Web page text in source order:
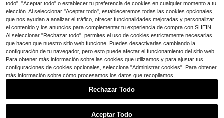
TaskEZ Conjunto de dos piezas de
1
todo", "Aceptar todo" o establecer tu preferencia de cookies en cualquier momento a tu
elección. Al seleccionar "Aceptar todo", estableceremos todas las cookies opcionales,
que nos ayudan a analizar el tráfico, ofrecer funcionalidades mejoradas y personalizar
el contenido y los anuncios para complementar tu experiencia de compra con SHEIN.
Al seleccionar "Rechazar todo", permites el uso de cookies estrictamente necesarias
que hacen que nuestro sitio web funcione. Puedes desactivarlas cambiando la
configuración de tu navegador, pero esto puede afectar el funcionamiento del sitio web.
Para obtener más información sobre las cookies que utilizamos y para ajustar tus
configuraciones de cookies opcionales, selecciona "Administrar cookies". Para obtener
más información sobre cómo procesamos los datos que recopilamos,
Rechazar Todo
Aceptar Todo